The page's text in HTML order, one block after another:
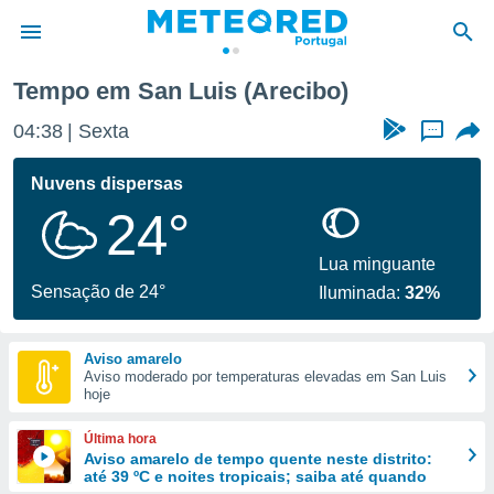
da
foi
fornecidas
a este
das
e
forma
digital
Tempo em San Luis (Arecibo)
04:38 Sexta ...
Nuvens dispersas
24°
Sensação de 24°
Lua minguante
Iluminada:32%
Aviso amarelo
Aviso moderado por temperaturas elevadas em San Luis
hoje
Última hora
Aviso amarelo de tempo quente neste distrito:
até 39 ºC e noites tropicais; saiba até quando